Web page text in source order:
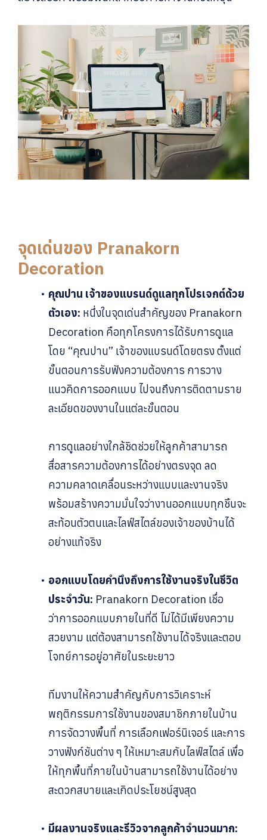
จุดเด่นของ Pranakorn
Decoration
คุณปาน เจ้าของแบรนด์ดูแลทุกโปรเจกต์ด้วย
ตัวเอง: หนึ่งในจุดเด่นสำคัญของ Pranakorn
Decoration คือทุกโครงการได้รับการดูแล
โดย “คุณปาน” เจ้าของแบรนด์โดยตรง ตั้งแต่
ขั้นตอนการรับฟังความต้องการ การวาง
แนวคิดการออกแบบ ไปจนถึงการติดตามราย
ละเอียดของงานในแต่ละขั้นตอน
การดูแลอย่างใกล้ชิดช่วยให้ลูกค้าสามารถ
สื่อสารความต้องการได้อย่างตรงจุด ลด
ความคลาดเคลื่อนระหว่างแบบและงานจริง
พร้อมสร้างความมั่นใจว่างานออกแบบทุกชิ้นจะ
สะท้อนตัวตนและไลฟ์สไตล์ของเจ้าของบ้านได้
อย่างแท้จริง
ออกแบบโดยคำนึงถึงการใช้งานจริงในชีวิต
ประจำวัน: Pranakorn Decoration เชื่อ
ว่าการออกแบบภายในที่ดี ไม่ได้มีเพียงความ
สวยงาม แต่ต้องสามารถใช้งานได้จริงและตอบ
โจทย์การอยู่อาศัยในระยะยาว
ทีมงานให้ความสำคัญกับการวิเคราะห์
พฤติกรรมการใช้งานของสมาชิกภายในบ้าน
การจัดวางพื้นที่ การเลือกเฟอร์นิเจอร์ และการ
วางฟังก์ชันต่าง ๆ ให้เหมาะสมกับไลฟ์สไตล์ เพื่อ
ให้ทุกพื้นที่ภายในบ้านสามารถใช้งานได้อย่าง
สะดวกสบายและเกิดประโยชน์สูงสุด
มีผลงานจริงและรีวิวจากลูกค้าจำนวนมาก: